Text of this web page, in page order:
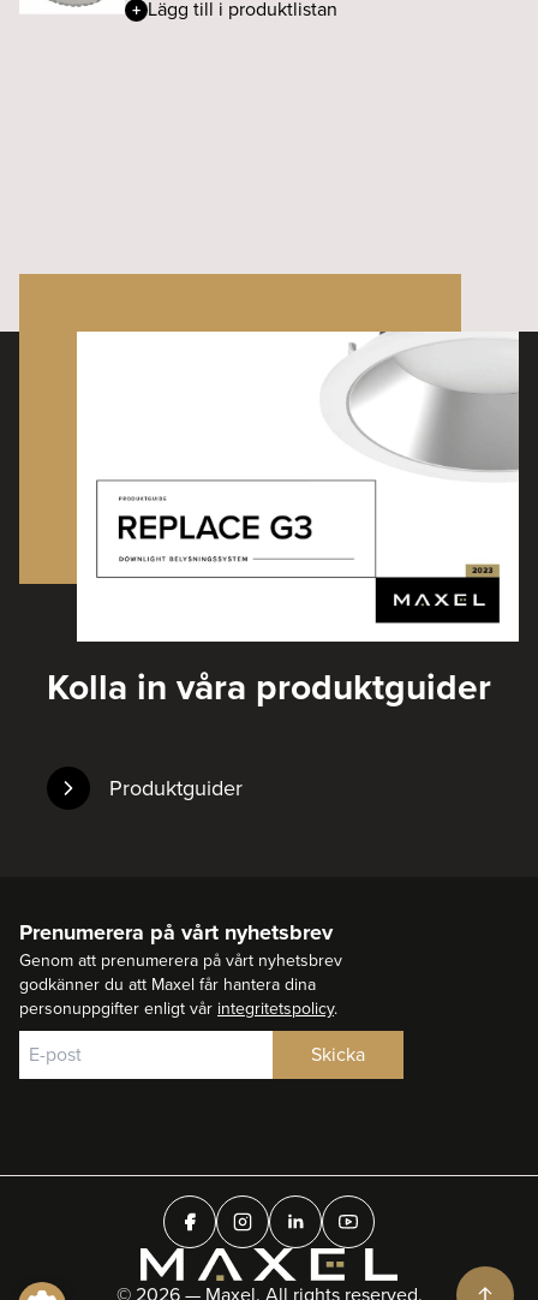
Lägg till i produktlistan
Kolla in våra produktguider
Produktguider
Prenumerera på vårt nyhetsbrev
Genom att prenumerera på vårt nyhetsbrev
godkänner du att Maxel får hantera dina
personuppgifter enligt vår integritetspolicy.